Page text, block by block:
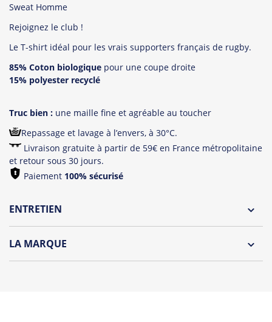
Sweat Homme
Rejoignez le club !
Le T-shirt idéal pour les vrais supporters français de rugby.
85% Coton biologique pour une coupe droite
15% polyester recyclé
Truc bien : une maille fine et agréable au toucher
Repassage et lavage à l’envers, à 30°C.
Livraison gratuite à partir de 59€ en France métropolitaine
et retour sous 30 jours.
Paiement 100% sécurisé
ENTRETIEN
LA MARQUE